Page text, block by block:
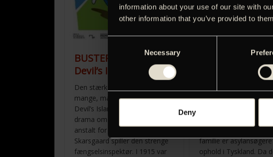
information about your use of our site with
other information that you’ve provided to
Consent
Selection
Necessary
Deny
BUSTER11-King of
Devil’s Island
Den stærkeste norske film i
mange, mange år. ‘King of
Devil’s Island’ er et autentisk
drama om et fangeoprør på en
anstalt for unge. Stellan
Skarsgaard spiller den strenge
fængselsinspektør. I 1915 var
BUSTER11-
für einen Freund
tragikomisk drama om
forskelligheder. Ali og
familie er
ophold i Tyskland. Da